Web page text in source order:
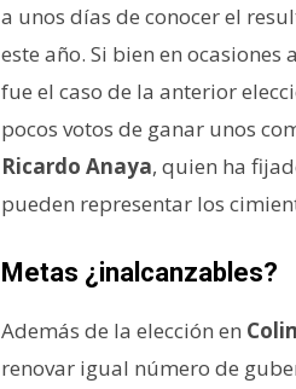
a unos días de conocer el
este año. Si bien en
fue el caso de la anterior
pocos votos de ganar unos
Ricardo Anaya, quien ha
pueden representar los
Metas ¿inalcanzables?
Además de la elección en
renovar igual número de